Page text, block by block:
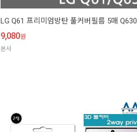
LG Q61 프리미엄방탄 풀커버필름 5매 Q630
9,080원
본사